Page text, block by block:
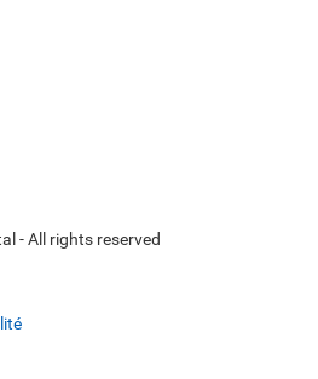
- All rights reserved